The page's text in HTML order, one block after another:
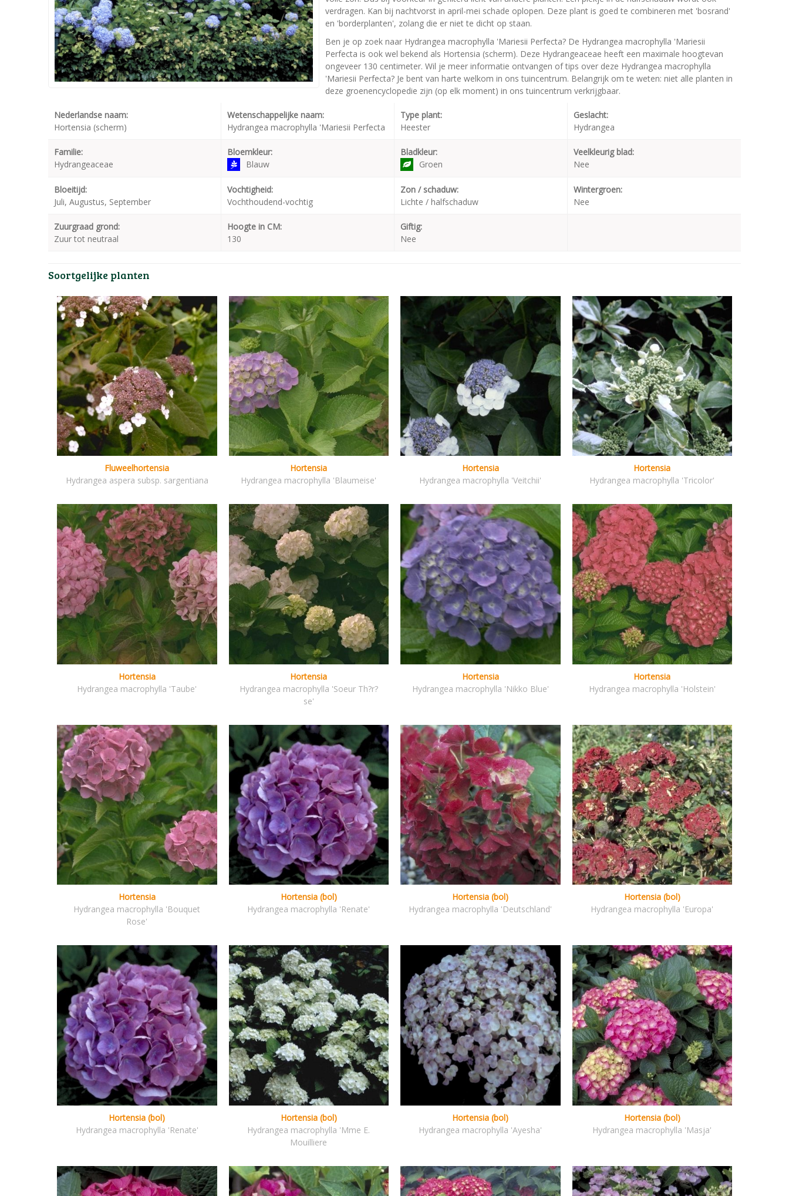
verdragen. Kan bij nachtvorst in april-mei schade oplopen. Deze plant is goed te combineren met 'bosrand'
en 'borderplanten', zolang die er niet te dicht op staan.
Ben je op zoek naar Hydrangea macrophylla 'Mariesii Perfecta? De Hydrangea macrophylla 'Mariesii
Perfecta is ook wel bekend als Hortensia (scherm). Deze Hydrangeaceae heeft een maximale hoogtevan
ongeveer 130 centimeter. Wil je meer informatie ontvangen of tips over deze Hydrangea macrophylla
'Mariesii Perfecta? Je bent van harte welkom in ons tuincentrum. Belangrijk om te weten: niet alle planten in
deze groenencyclopedie zijn (op elk moment) in ons tuincentrum verkrijgbaar.
Nederlandse naam:
Hortensia (scherm)
Wetenschappelijke naam:
Hydrangea macrophylla 'Mariesii Perfecta
Type plant:
Heester
Geslacht:
Hydrangea
Familie:
Hydrangeaceae
Bloemkleur:
Blauw
Bladkleur:
Groen
Veelkleurig blad:
Nee
Bloeitijd:
Juli, Augustus, September
Vochtigheid:
Vochthoudend-vochtig
Zon / schaduw:
Lichte / halfschaduw
Wintergroen:
Nee
Zuurgraad grond:
Zuur tot neutraal
Hoogte in CM:
130
Giftig:
Nee
Soortgelijke planten
Fluweelhortensia
Hydrangea aspera subsp. sargentiana
Hortensia
Hydrangea macrophylla 'Blaumeise'
Hortensia
Hydrangea macrophylla 'Veitchii'
Hortensia
Hydrangea macrophylla 'Tricolor'
Hortensia
Hydrangea macrophylla 'Taube'
Hortensia
Hydrangea macrophylla 'Soeur Th?r?
se'
Hortensia
Hydrangea macrophylla 'Nikko Blue'
Hortensia
Hydrangea macrophylla 'Holstein'
Hortensia
Hydrangea macrophylla 'Bouquet
Rose'
Hortensia (bol)
Hydrangea macrophylla 'Renate'
Hortensia (bol)
Hydrangea macrophylla 'Deutschland'
Hortensia (bol)
Hydrangea macrophylla 'Europa'
Hortensia (bol)
Hydrangea macrophylla 'Renate'
Hortensia (bol)
Hydrangea macrophylla 'Mme E.
Mouilliere
Hortensia (bol)
Hydrangea macrophylla 'Ayesha'
Hortensia (bol)
Hydrangea macrophylla 'Masja'